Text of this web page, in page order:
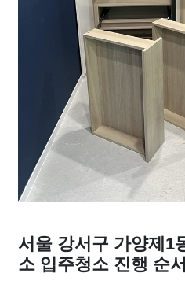
서울 강서구 가양제1
소 입주청소 진행 순서